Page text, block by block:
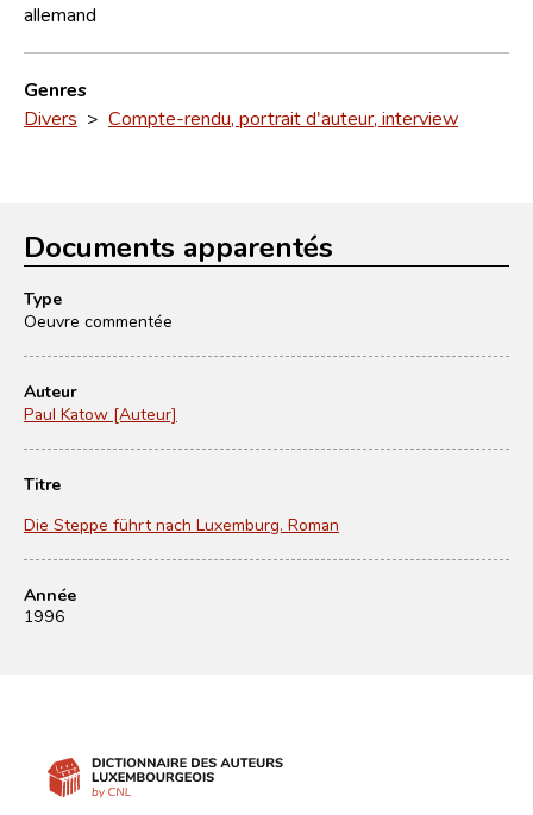
allemand
Genres
Divers > Compte-rendu, portrait d'auteur, interview
Documents apparentés
Type
Oeuvre commentée
Auteur
Paul Katow [Auteur]
Titre
Die Steppe führt nach Luxemburg. Roman
Année
1996